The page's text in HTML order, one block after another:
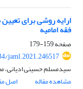
ارایه روشی برای
فقه امامیه
صفحه159-179
jaml.2021.246517
سیدمسلم حسینی ادیانی،
مشاهده مقاله
اصل